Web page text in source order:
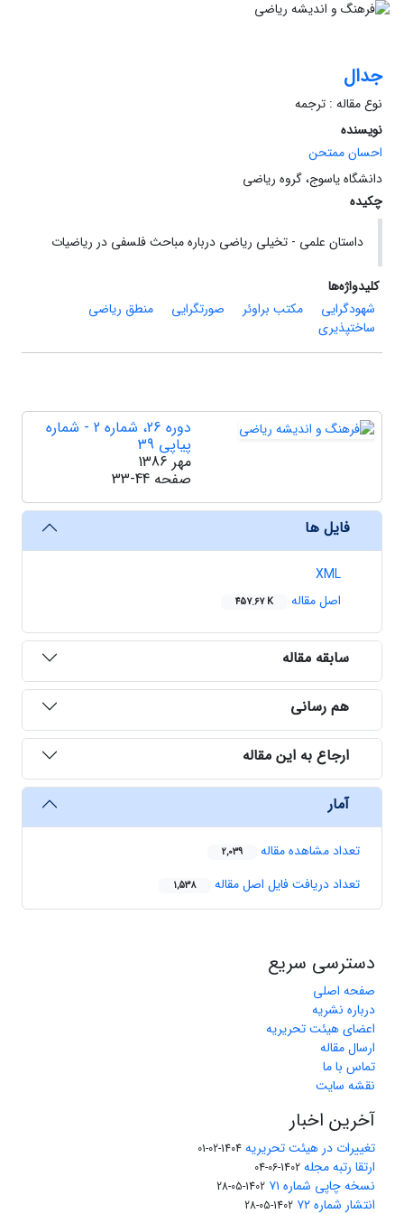
جدال
نوع مقاله : ترجمه
نویسنده
احسان ممتحن
دانشگاه یاسوج، گروه ریاضی
چکیده
داستان علمی - تخیلی ریاضی درباره مباحث فلسفی در ریاضیات
کلیدواژه‌ها
شهودگرایی
مکتب براوئر صورتگرایی
منطق ریاضی
ساختپذیری
دوره 26، شماره 2 - شماره
پیاپی 39
مهر 1386
صفحه 33-44
فایل ها
XML
اصل مقاله
457.67 K
سابقه مقاله
هم رسانی
ارجاع به این مقاله
آمار
تعداد مشاهده مقاله 2,039
تعداد دریافت فایل اصل مقاله 1,538
دسترسی سریع
صفحه اصلی
درباره نشریه
اعضای هیئت تحریریه
ارسال مقاله
تماس با ما
نقشه سایت
آخرین اخبار
تغییرات در هیئت تحریریه 1404-02-01
ارتقا رتبه مجله 1402-06-04
نسخه چاپی شماره ۷۱ 1402-05-28
انتشار شماره ۷۲ 1402-05-28